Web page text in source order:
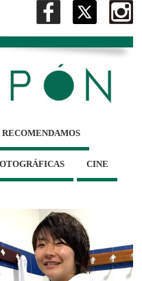
RECOMENDAMOS
CINE